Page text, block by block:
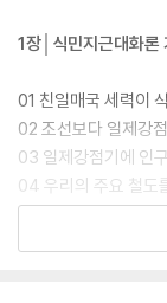
1장│식민지근대화론
01 친일매국 세력이
02 조선보다 일제강
03 일제강점기에 인
04 우리의 주요 철도
05 일제강점기에 공
06 조선의 신분제도